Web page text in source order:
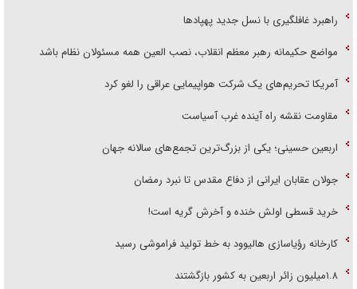
راهبرد غافلگیری با نسل جدید پهپاد‌ها
مواضع حکیمانه رهبر معظم انقلاب، نصب العین همه مسئولان نظام باشد
آمریکا تحریم‌های یک شرکت هواپیمایی عراقی را لغو کرد
مقاومت نقشه راه آینده غرب آسیاست
اربعین حسینی؛ یکی از بزرگ‌ترین تجمع‌های سالانه جهان
جولان عقابان ایرانی از دفاع مقدس تا نبرد رمضان
خرید قسطی اولش خنده و آخرش گریه است!
کارخانه رؤیاسازی هالیوود به خط تولید فراموشی رسید
۱.۸میلیون زائر اربعین به کشور بازگشتند